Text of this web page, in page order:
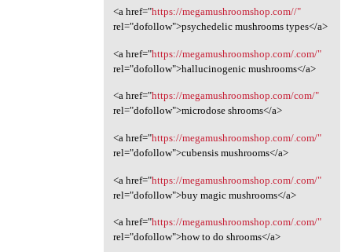
<a href="https://megamushroomshop.com//"
rel="dofollow">psychedelic mushrooms types</a>
<a href="https://megamushroomshop.com/.com/"
rel="dofollow">hallucinogenic mushrooms</a>
<a href="https://megamushroomshop.com/com/"
rel="dofollow">microdose shrooms</a>
<a href="https://megamushroomshop.com/.com/"
rel="dofollow">cubensis mushrooms</a>
<a href="https://megamushroomshop.com/.com/"
rel="dofollow">buy magic mushrooms</a>
<a href="https://megamushroomshop.com/.com/"
rel="dofollow">how to do shrooms</a>